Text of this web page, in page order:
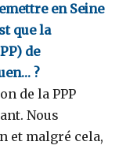
en Seine
que la
de
?
de la PPP
Nous
et malgré cela,